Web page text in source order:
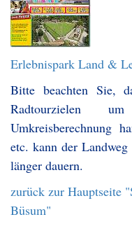
Erlebnispark Land &
Bitte beachten Sie,
Radtourzielen
Umkreisberechnung
etc. kann der
länger dauern.
zurück zur Hauptseite
Büsum"